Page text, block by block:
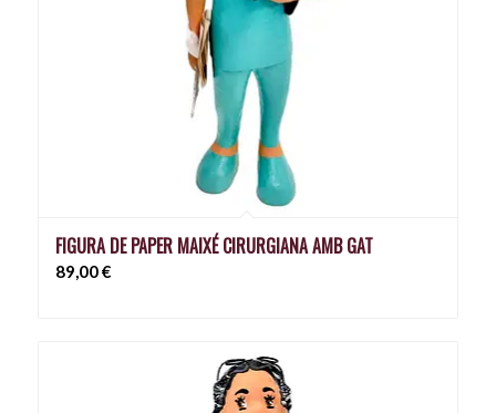
FIGURA DE PAPER MAIXÉ CIRURGIANA AMB GAT
89,00€